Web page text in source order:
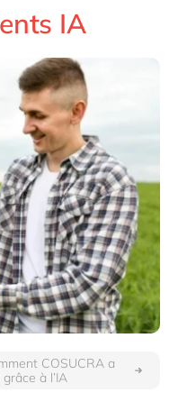
IA
COSUCRA a
à l’IA